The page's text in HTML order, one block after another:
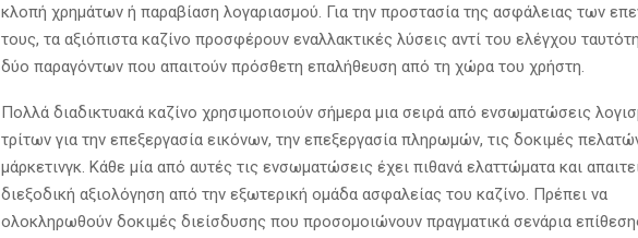
κλοπή χρημάτων ή παραβίαση λογαριασμού. Για την προστασία της ασφάλειας των
τους, τα αξιόπιστα καζίνο προσφέρουν εναλλακτικές λύσεις αντί του ελέγχου
δύο παραγόντων που απαιτούν πρόσθετη επαλήθευση από τη χώρα του χρήστη.
Πολλά διαδικτυακά καζίνο χρησιμοποιούν σήμερα μια σειρά από ενσωματώσεις
τρίτων για την επεξεργασία εικόνων, την επεξεργασία πληρωμών, τις δοκιμές
μάρκετινγκ. Κάθε μία από αυτές τις ενσωματώσεις έχει πιθανά ελαττώματα και
διεξοδική αξιολόγηση από την εξωτερική ομάδα ασφαλείας του καζίνο. Πρέπει να
ολοκληρωθούν δοκιμές διείσδυσης που προσομοιώνουν πραγματικά σενάρια